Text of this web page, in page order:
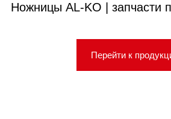
Ножницы AL-KO | запчасти
Перейти к